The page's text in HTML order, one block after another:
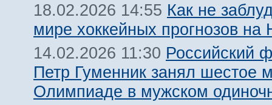
18.02.2026 14:55 Как не
мире хоккейных прогнозов
14.02.2026 11:30 Российский
Петр Гуменник занял шестое
Олимпиаде в мужском